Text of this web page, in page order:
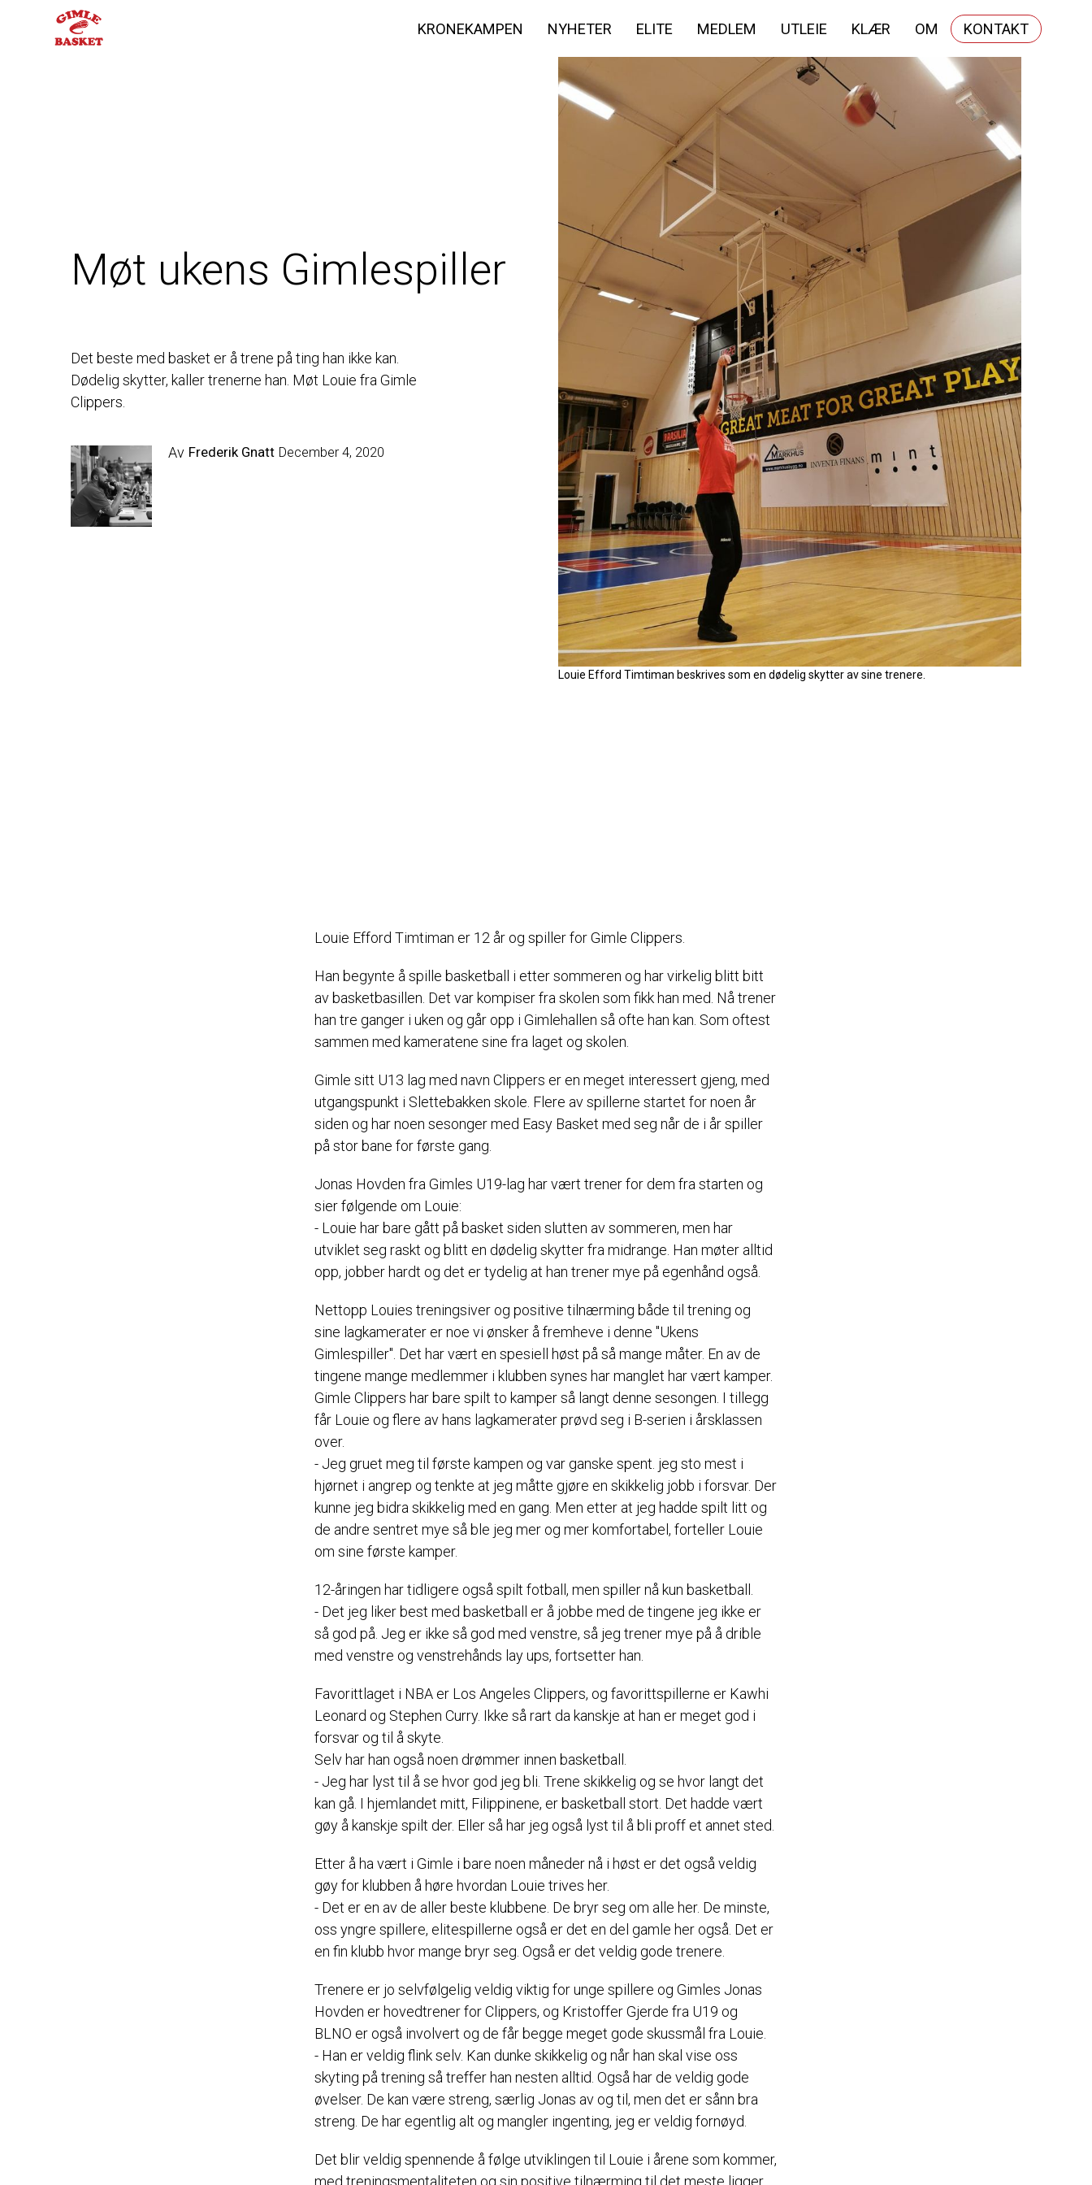
KRONEKAMPEN NYHETER ELITE MEDLEM UTLEIE KLÆR OM KONTAKT
Møt ukens Gimlespiller
Det beste med basket er å trene på ting han ikke kan.
Dødelig skytter, kaller trenerne han. Møt Louie fra Gimle
Clippers.
Av Frederik Gnatt December 4, 2020
Louie Efford Timtiman beskrives som en dødelig skytter av sine trenere.
Louie Efford Timtiman er 12 år og spiller for Gimle Clippers.
Han begynte å spille basketball i etter sommeren og har virkelig blitt bitt
av basketbasillen. Det var kompiser fra skolen som fikk han med. Nå trener
han tre ganger i uken og går opp i Gimlehallen så ofte han kan. Som oftest
sammen med kameratene sine fra laget og skolen.
Gimle sitt U13 lag med navn Clippers er en meget interessert gjeng, med
utgangspunkt i Slettebakken skole. Flere av spillerne startet for noen år
siden og har noen sesonger med Easy Basket med seg når de i år spiller
på stor bane for første gang.
Jonas Hovden fra Gimles U19-lag har vært trener for dem fra starten og
sier følgende om Louie:
- Louie har bare gått på basket siden slutten av sommeren, men har
utviklet seg raskt og blitt en dødelig skytter fra midrange. Han møter alltid
opp, jobber hardt og det er tydelig at han trener mye på egenhånd også.
Nettopp Louies treningsiver og positive tilnærming både til trening og
sine lagkamerater er noe vi ønsker å fremheve i denne "Ukens
Gimlespiller". Det har vært en spesiell høst på så mange måter. En av de
tingene mange medlemmer i klubben synes har manglet har vært kamper.
Gimle Clippers har bare spilt to kamper så langt denne sesongen. I tillegg
får Louie og flere av hans lagkamerater prøvd seg i B-serien i årsklassen
over.
- Jeg gruet meg til første kampen og var ganske spent. jeg sto mest i
hjørnet i angrep og tenkte at jeg måtte gjøre en skikkelig jobb i forsvar. Der
kunne jeg bidra skikkelig med en gang. Men etter at jeg hadde spilt litt og
de andre sentret mye så ble jeg mer og mer komfortabel, forteller Louie
om sine første kamper.
12-åringen har tidligere også spilt fotball, men spiller nå kun basketball.
- Det jeg liker best med basketball er å jobbe med de tingene jeg ikke er
så god på. Jeg er ikke så god med venstre, så jeg trener mye på å drible
med venstre og venstrehånds lay ups, fortsetter han.
Favorittlaget i NBA er Los Angeles Clippers, og favorittspillerne er Kawhi
Leonard og Stephen Curry. Ikke så rart da kanskje at han er meget god i
forsvar og til å skyte.
Selv har han også noen drømmer innen basketball.
- Jeg har lyst til å se hvor god jeg bli. Trene skikkelig og se hvor langt det
kan gå. I hjemlandet mitt, Filippinene, er basketball stort. Det hadde vært
gøy å kanskje spilt der. Eller så har jeg også lyst til å bli proff et annet sted.
Etter å ha vært i Gimle i bare noen måneder nå i høst er det også veldig
gøy for klubben å høre hvordan Louie trives her.
- Det er en av de aller beste klubbene. De bryr seg om alle her. De minste,
oss yngre spillere, elitespillerne også er det en del gamle her også. Det er
en fin klubb hvor mange bryr seg. Også er det veldig gode trenere.
Trenere er jo selvfølgelig veldig viktig for unge spillere og Gimles Jonas
Hovden er hovedtrener for Clippers, og Kristoffer Gjerde fra U19 og
BLNO er også involvert og de får begge meget gode skussmål fra Louie.
- Han er veldig flink selv. Kan dunke skikkelig og når han skal vise oss
skyting på trening så treffer han nesten alltid. Også har de veldig gode
øvelser. De kan være streng, særlig Jonas av og til, men det er sånn bra
streng. De har egentlig alt og mangler ingenting, jeg er veldig fornøyd.
Det blir veldig spennende å følge utviklingen til Louie i årene som kommer,
med treningsmentaliteten og sin positive tilnærming til det meste ligger